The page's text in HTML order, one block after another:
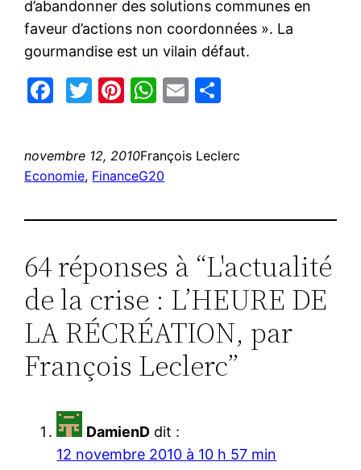
d’abandonner des solutions communes en
faveur d’actions non coordonnées ». La
gourmandise est un vilain défaut.
Facebook
Twitter
Pinterest
WhatsApp
Email
novembre 12, 2010François Leclerc
Economie, FinanceG20
64 réponses à “L'actualité
de la crise : L’HEURE DE
LA RÉCRÉATION, par
François Leclerc”
DamienD dit :
12 novembre 2010 à 10 h 57 min